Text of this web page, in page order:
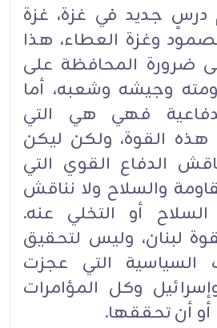
درسٍ جديد في غزة، غزة
وغزة العطاء، هذا
ضرورة المحافظة على
وجيشه وشعبه، أما
الدفاعية فهي هي التي
القوة، ولكن ليكن
الدفاع القوي التي
والسلاح ولا نناقش
أو التخلي عنه.
لبنان، وليس لتحقيق
السياسية التي عجزت
وكل المؤامرات
أن تحققها.